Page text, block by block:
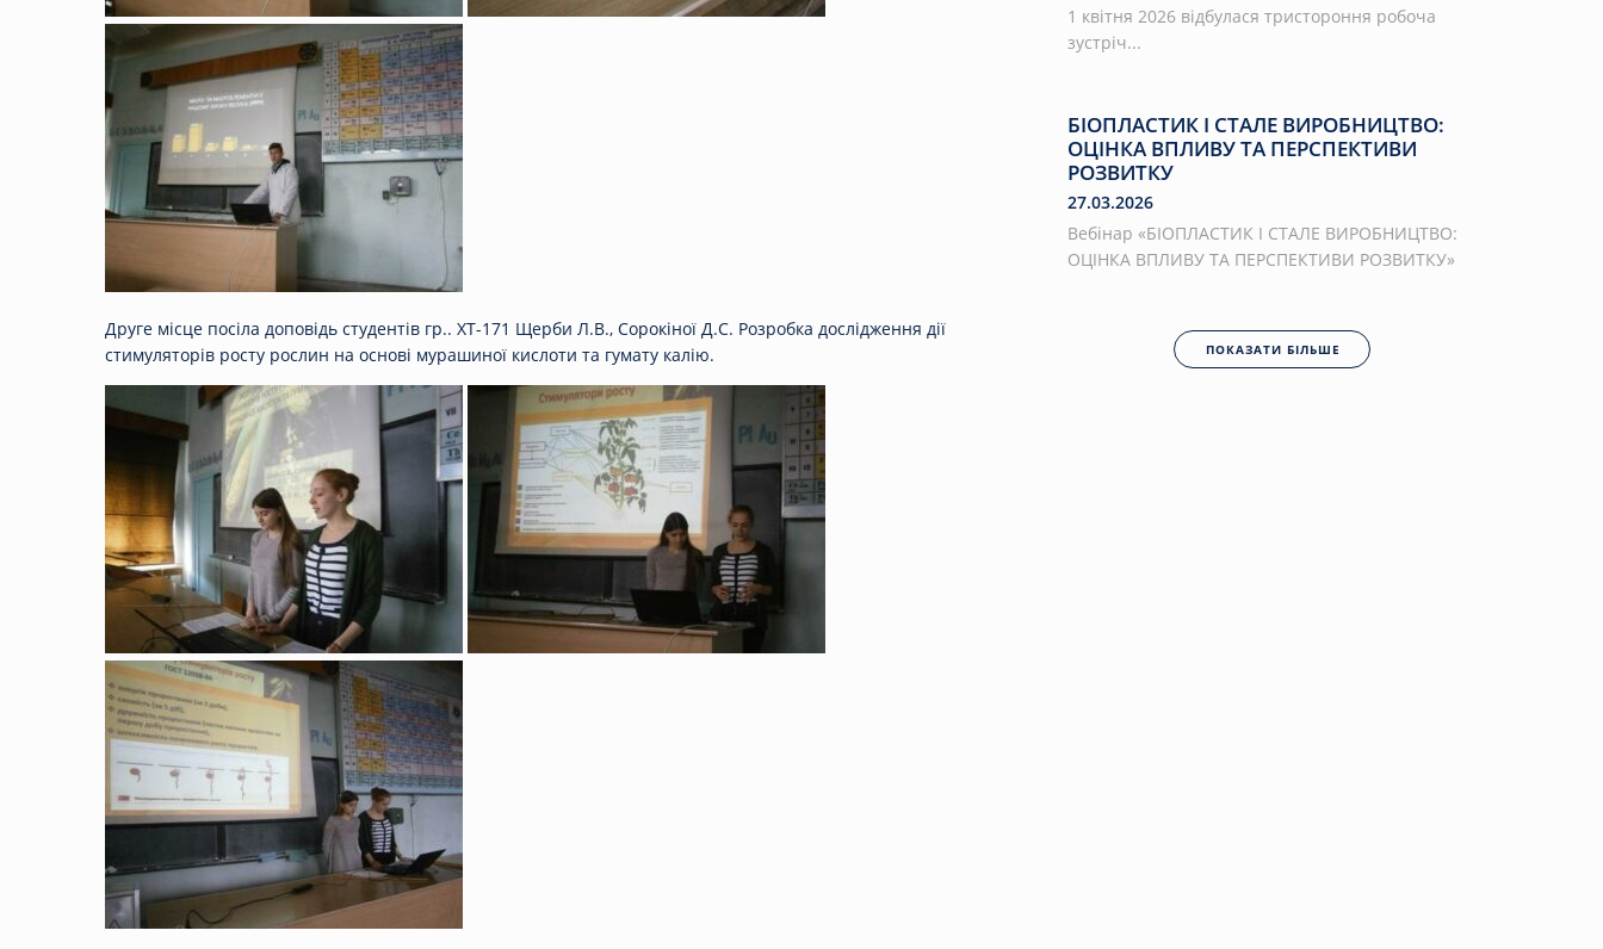
Друге місце посіла доповідь студентів гр.. ХТ-171 Щерби Л.В., Сорокіної Д.С. Розробка дослідження дії
стимуляторів росту рослин на основі мурашиної кислоти та гумату калію.
1 квітня 2026 відбулася тристороння робоча
зустріч...
БІОПЛАСТИК І СТАЛЕ ВИРОБНИЦТВО:
ОЦІНКА ВПЛИВУ ТА ПЕРСПЕКТИВИ
РОЗВИТКУ
27.03.2026
Вебінар «БІОПЛАСТИК І СТАЛЕ ВИРОБНИЦТВО:
ОЦІНКА ВПЛИВУ ТА ПЕРСПЕКТИВИ РОЗВИТКУ»
ПОКАЗАТИ БІЛЬШЕ